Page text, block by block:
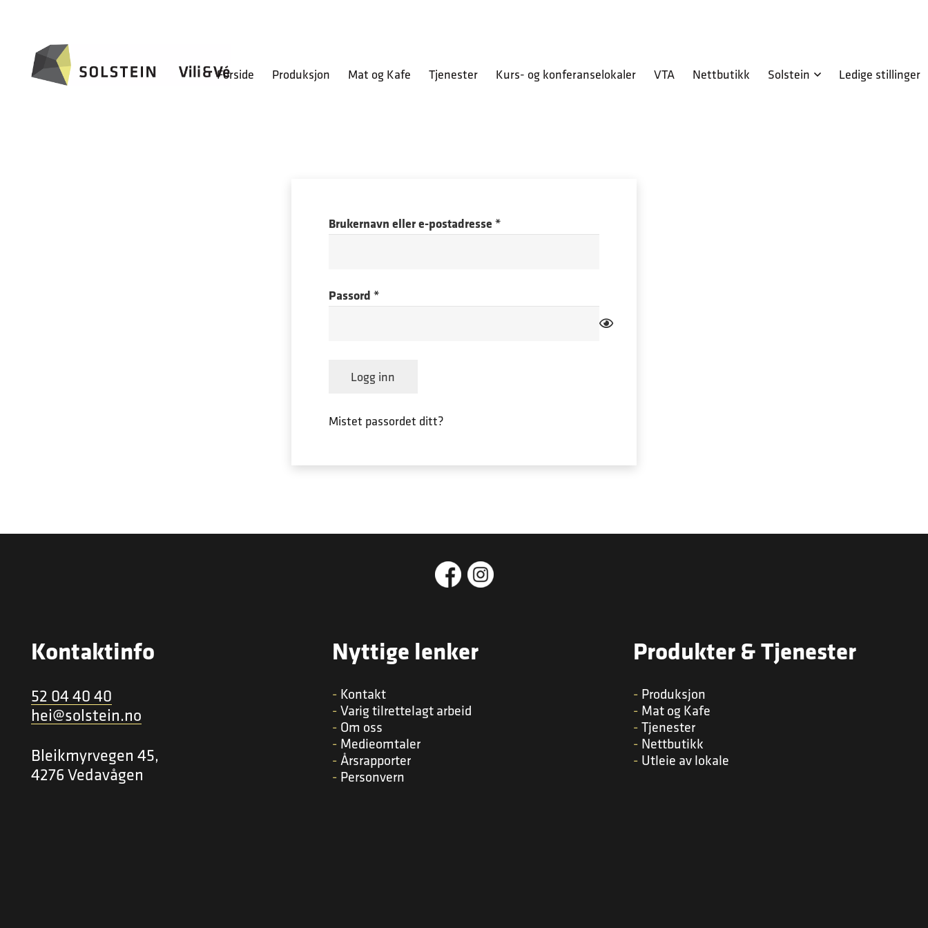
Forside Produksjon Mat og Kafe Tjenester Kurs- og konferanselokaler VTA Nettbutikk Solstein Ledige stillinger
Brukernavn eller e-postadresse *Påkrevd
Passord *Påkrevd
Logg inn
Mistet passordet ditt?
Kontaktinfo
52 04 40 40
hei@solstein.no
Bleikmyrvegen 45,
4276 Vedavågen
Nyttige lenker
Kontakt
Varig tilrettelagt arbeid
Om oss
Medieomtaler
Årsrapporter
Personvern
Produkter & Tjenester
Produksjon
Mat og Kafe
Tjenester
Nettbutikk
Utleie av lokale